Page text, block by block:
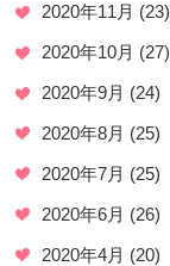
2020年11月 (23)
2020年10月 (27)
2020年9月 (24)
2020年8月 (25)
2020年7月 (25)
2020年6月 (26)
2020年4月 (20)